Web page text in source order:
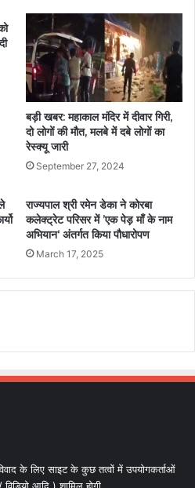
बड़ी खबर: महाकाल मंदिर में दीवार गिरी,
दो लोगों की मौत, मलबे में दबे लोगों का
रेस्क्यू जारी
September 27, 2024
राज्यपाल श्री रमेन डेका ने कोरबा
कलेक्ट्रेट परिसर में ’एक पेड़ माँ के नाम
अभियान‘ अंतर्गत किया पौधारोपण
March 17, 2025
के लिए साइट के कुछ तत्वों में उपयोगकर्ताओं